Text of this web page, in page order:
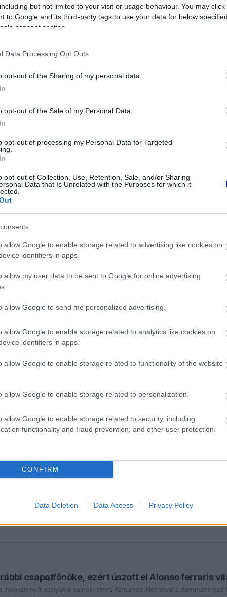
but not limited to your visit or usage behaviour. You may
to Google and its third-party tags to use your data for below
consent section.
Data Processing Opt Outs
opt-out of the Sharing of my personal data.
opt-out of the Sale of my Personal Data.
opt-out of processing my Personal Data for Targeted
opt-out of Collection, Use, Retention, Sale, and/or Sharing
Data that Is Unrelated with the Purposes for which it
allow Google to enable storage related to advertising like cookies on
identifiers in apps.
allow my user data to be sent to Google for online advertising
allow Google to send me personalized advertising.
allow Google to enable storage related to analytics like cookies on
identifiers in apps.
allow Google to enable storage related to functionality of the website
allow Google to enable storage related to personalization.
allow Google to enable storage related to security, including
functionality and fraud prevention, and other user protection.
CONFIRM
Data Deletion Data Access Privacy Policy
Marina pálya 2009-ben debütált az F1-es
ment keresztül a versenyzés javítása
mely most már sokkal nagyobb ívű.
sor, és ez volt az első helyszín, amely
végén minden évben egy lenyűgöző
teszi a hétvégét.
utoljára, a zárófutam pedig mindig
és Lewis Hamilton 2021-es, kiélezett, utolsó
ELSŐ FUTAM
2009
1:25.637 -
meg a Forma–1 szezonzáróját
esetleges törlése miatt december elején Imola adhat otthont a
veszélybe, nagy a feszültség a Forma–1-ben
csapatfőnöke, ezért úszott el Alonso ferraris
hogyan nyílt esélyük a bajnoki címre Fernando Alonsóval a domináns Red